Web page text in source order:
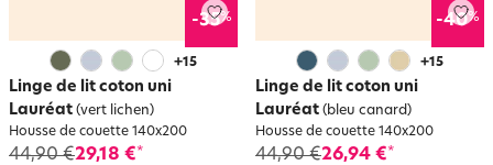
-35%
+15
Linge de lit coton uni
Lauréat (vert lichen)
Housse de couette 140x200
44,90 €29,18 €*
-40%
+15
Linge de lit coton uni
Lauréat (bleu canard)
Housse de couette 140x200
44,90 €26,94 €*